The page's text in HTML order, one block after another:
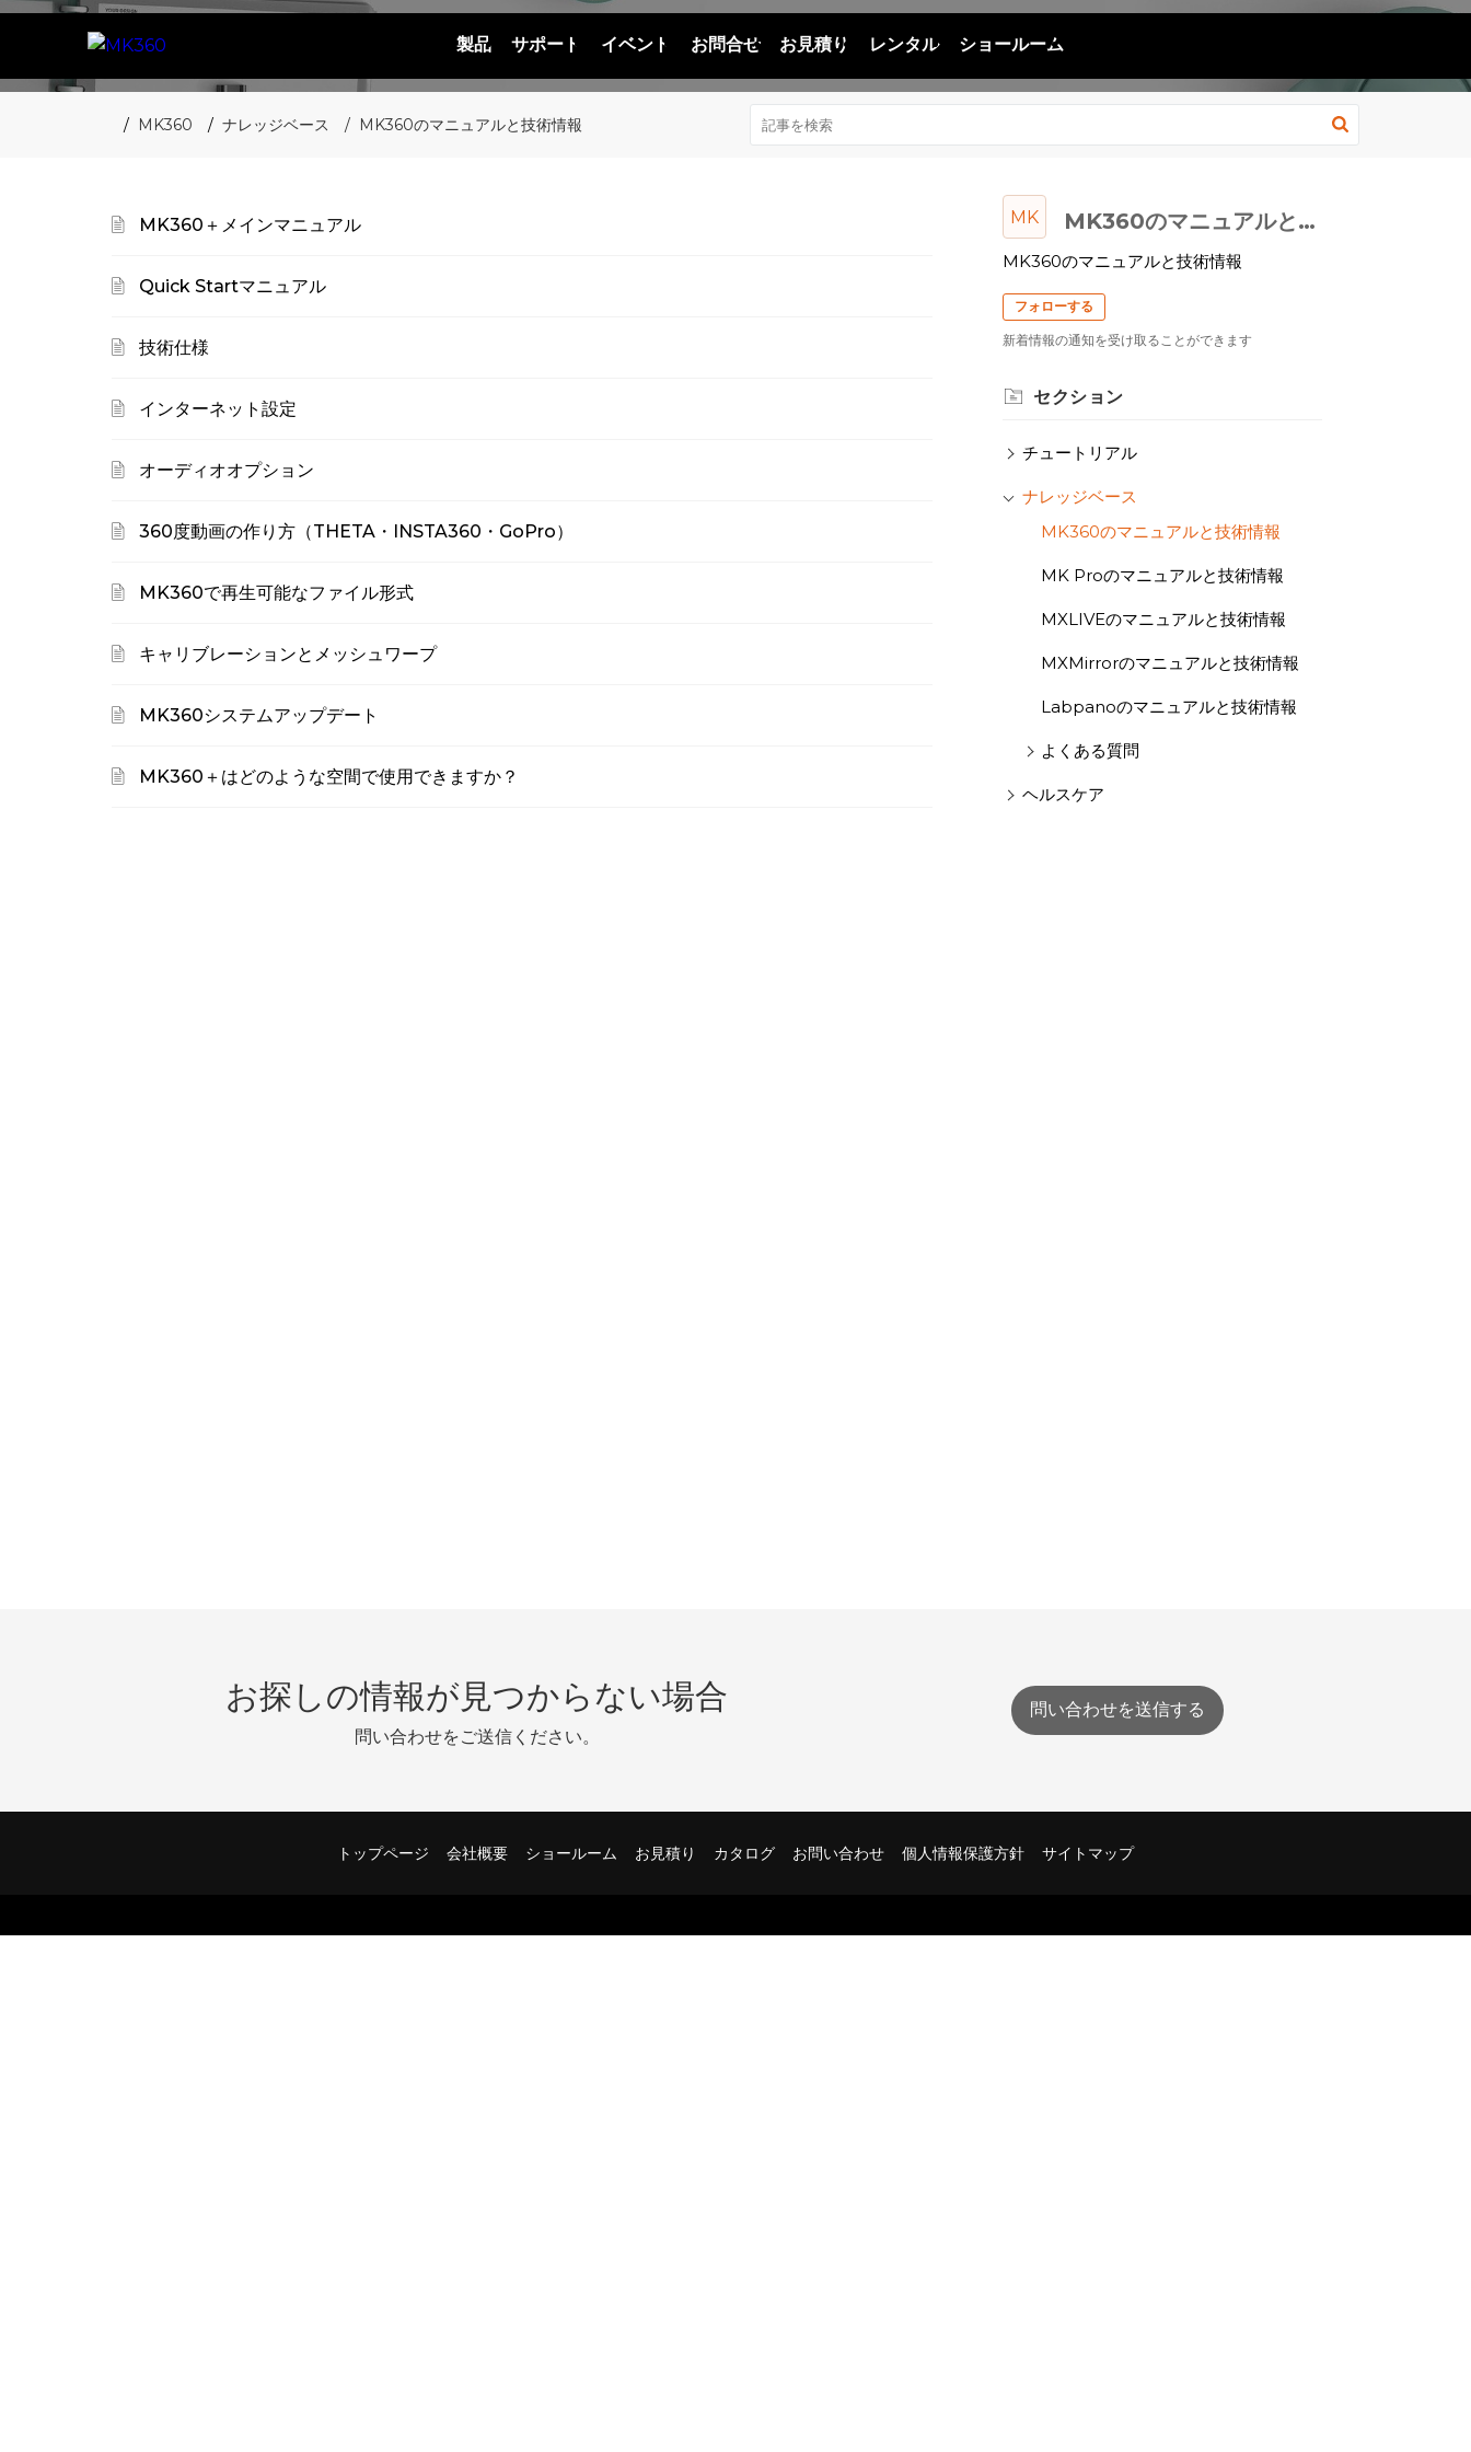
製品 サポート イベント お問合せ お見積り レンタル ショールーム
MK360 ナレッジベース MK360のマニュアルと技術情報
MK360＋メインマニュアル
Quick Startマニュアル
技術仕様
インターネット設定
オーディオオプション
360度動画の作り方（THETA・INSTA360・GoPro）
MK360で再生可能なファイル形式
キャリブレーションとメッシュワープ
MK360システムアップデート
MK360＋はどのような空間で使用できますか？
MK MK360のマニュアルと技術情報
MK360のマニュアルと技術情報
フォローする
新着情報の通知を受け取ることができます
セクション
チュートリアル
ナレッジベース
MK360のマニュアルと技術情報
MK Proのマニュアルと技術情報
MXLIVEのマニュアルと技術情報
MXMirrorのマニュアルと技術情報
Labpanoのマニュアルと技術情報
よくある質問
ヘルスケア
お探しの情報が見つからない場合
問い合わせをご送信ください。
問い合わせを送信する
トップページ 会社概要 ショールーム お見積り カタログ お問い合わせ 個人情報保護方針 サイトマップ